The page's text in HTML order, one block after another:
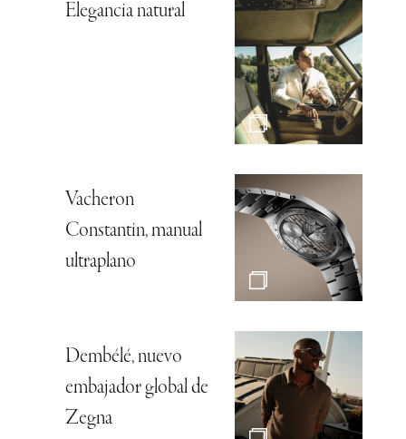
Elegancia natural
Vacheron
Constantin, manual
ultraplano
Dembélé, nuevo
embajador global de
Zegna